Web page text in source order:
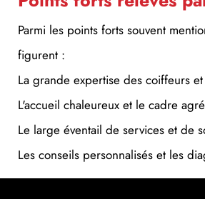
Parmi les points forts souvent
figurent :
La grande expertise des coiffeurs et
L'accueil chaleureux et le cadre
Le large éventail de services et de
Les conseils personnalisés et les